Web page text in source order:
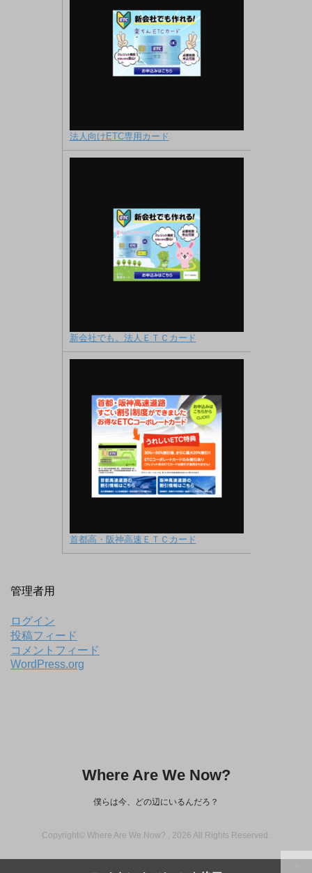
法人向けETC専用カード
新会社でも。法人ＥＴＣカード
首都高・阪神高速ＥＴＣカード
管理者用
ログイン
投稿フィード
コメントフィード
WordPress.org
Where Are We Now?
僕らは今、どの辺にいるんだろ？
Copyright© Where Are We Now? , 2026 All Rights Reserved.